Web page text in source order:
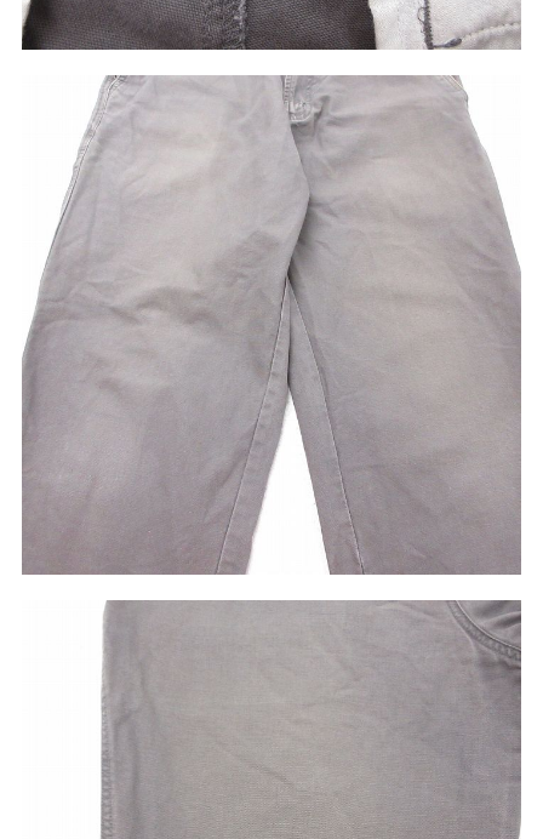
店舗一覧
古着卸売
特定商取引法に基づく表示
プライバシーポリシー
お問い合わせ